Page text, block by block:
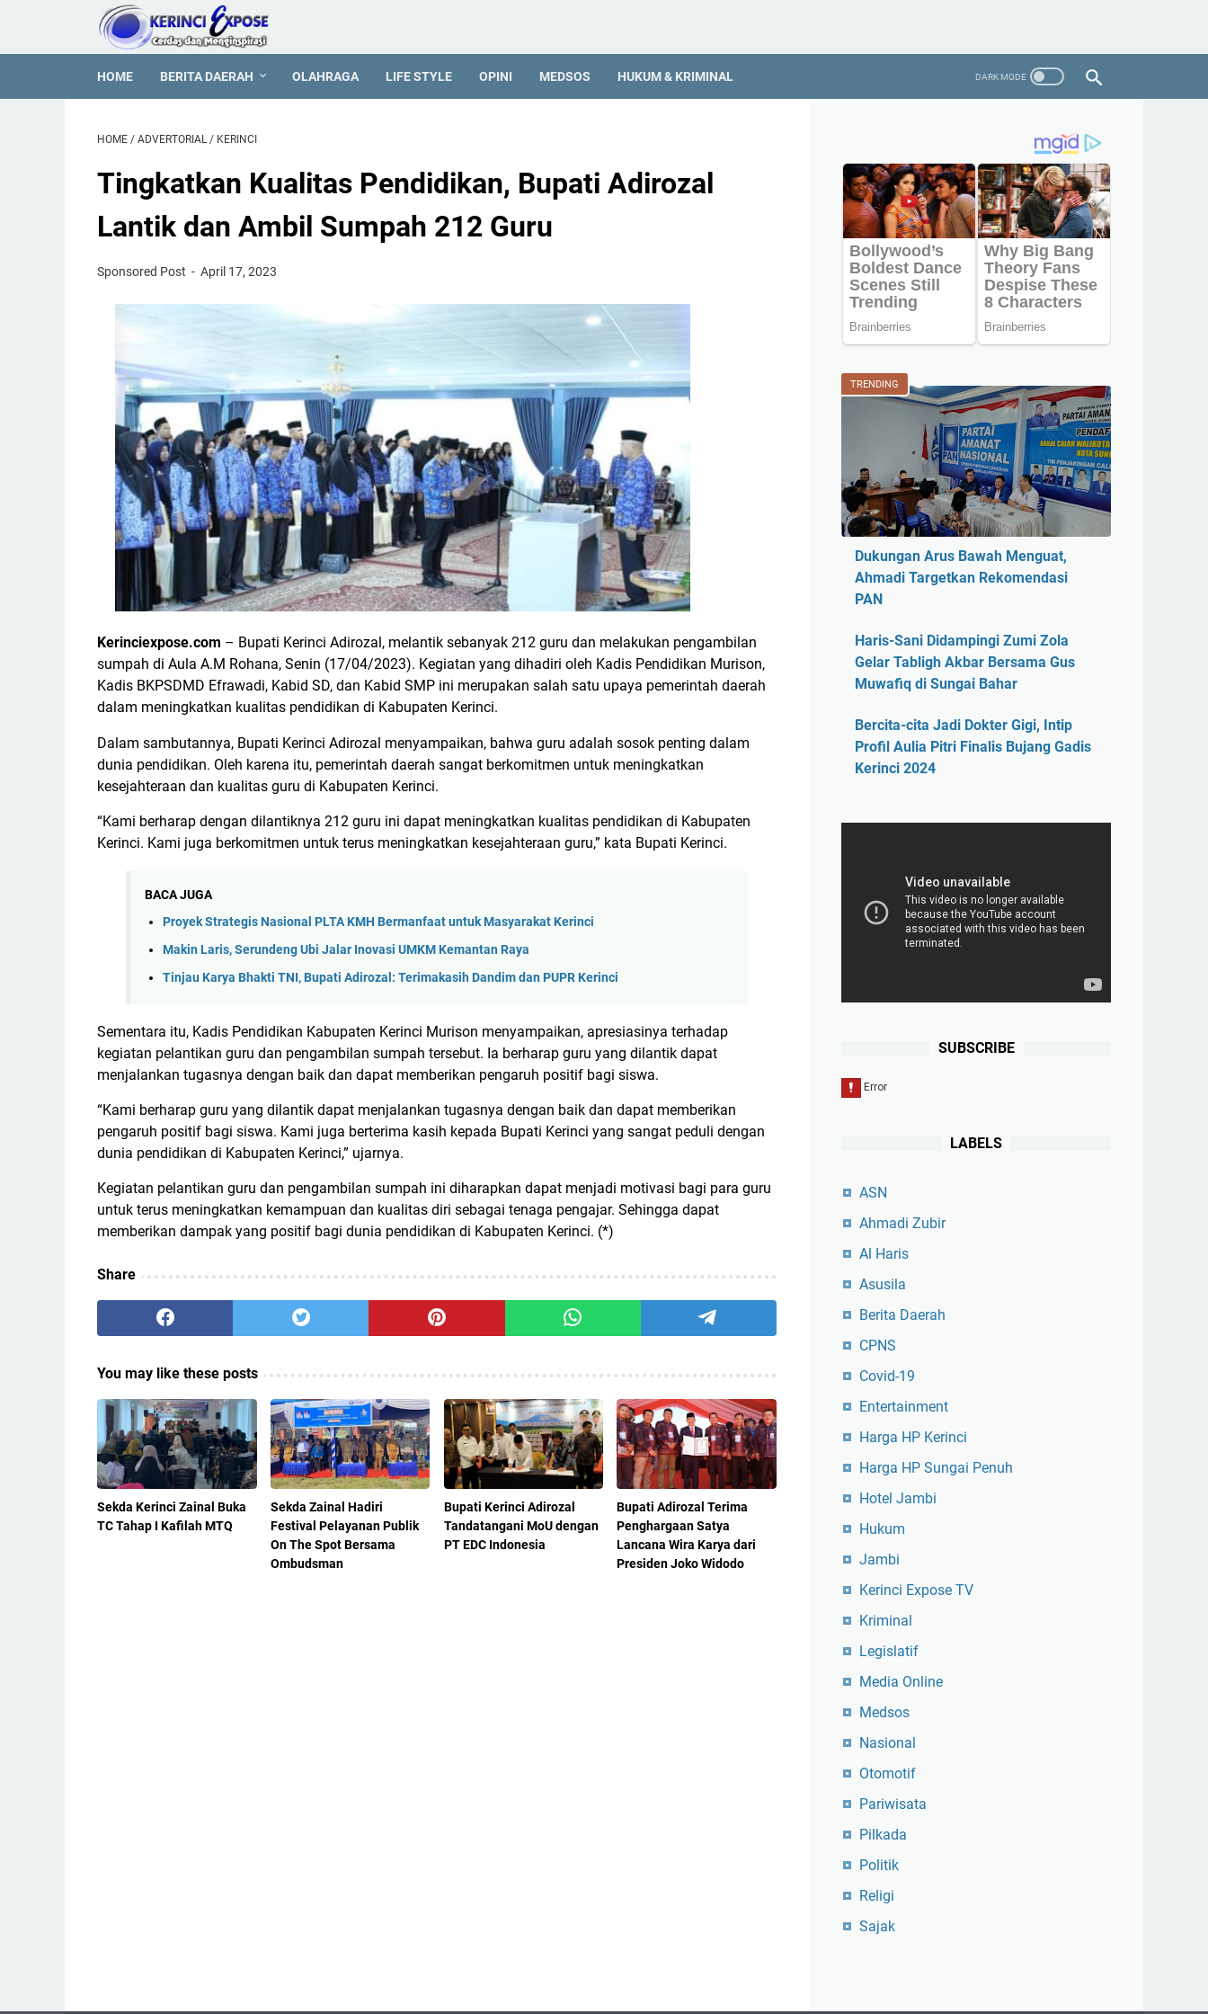
HOME BERITA DAERAH OLAHRAGA LIFE STYLE OPINI MEDSOS HUKUM & KRIMINAL
HOME / ADVERTORIAL / KERINCI
Tingkatkan Kualitas Pendidikan, Bupati Adirozal
Lantik dan Ambil Sumpah 212 Guru
Sponsored Post April 17, 2023
Kerinciexpose.com – Bupati Kerinci Adirozal, melantik sebanyak 212 guru dan melakukan pengambilan
sumpah di Aula A.M Rohana, Senin (17/04/2023). Kegiatan yang dihadiri oleh Kadis Pendidikan Murison,
Kadis BKPSDMD Efrawadi, Kabid SD, dan Kabid SMP ini merupakan salah satu upaya pemerintah daerah
dalam meningkatkan kualitas pendidikan di Kabupaten Kerinci.
Dalam sambutannya, Bupati Kerinci Adirozal menyampaikan, bahwa guru adalah sosok penting dalam
dunia pendidikan. Oleh karena itu, pemerintah daerah sangat berkomitmen untuk meningkatkan
kesejahteraan dan kualitas guru di Kabupaten Kerinci.
“Kami berharap dengan dilantiknya 212 guru ini dapat meningkatkan kualitas pendidikan di Kabupaten
Kerinci. Kami juga berkomitmen untuk terus meningkatkan kesejahteraan guru,” kata Bupati Kerinci.
BACA JUGA
Proyek Strategis Nasional PLTA KMH Bermanfaat untuk Masyarakat Kerinci
Makin Laris, Serundeng Ubi Jalar Inovasi UMKM Kemantan Raya
Tinjau Karya Bhakti TNI, Bupati Adirozal: Terimakasih Dandim dan PUPR Kerinci
Sementara itu, Kadis Pendidikan Kabupaten Kerinci Murison menyampaikan, apresiasinya terhadap
kegiatan pelantikan guru dan pengambilan sumpah tersebut. Ia berharap guru yang dilantik dapat
menjalankan tugasnya dengan baik dan dapat memberikan pengaruh positif bagi siswa.
“Kami berharap guru yang dilantik dapat menjalankan tugasnya dengan baik dan dapat memberikan
pengaruh positif bagi siswa. Kami juga berterima kasih kepada Bupati Kerinci yang sangat peduli dengan
dunia pendidikan di Kabupaten Kerinci,” ujarnya.
Kegiatan pelantikan guru dan pengambilan sumpah ini diharapkan dapat menjadi motivasi bagi para guru
untuk terus meningkatkan kemampuan dan kualitas diri sebagai tenaga pengajar. Sehingga dapat
memberikan dampak yang positif bagi dunia pendidikan di Kabupaten Kerinci. (*)
Share
You may like these posts
Sekda Kerinci Zainal Buka
TC Tahap I Kafilah MTQ
Sekda Zainal Hadiri
Festival Pelayanan Publik
On The Spot Bersama
Ombudsman
Bupati Kerinci Adirozal
Tandatangani MoU dengan
PT EDC Indonesia
Bupati Adirozal Terima
Penghargaan Satya
Lancana Wira Karya dari
Presiden Joko Widodo
TRENDING
Dukungan Arus Bawah Menguat,
Ahmadi Targetkan Rekomendasi
PAN
Haris-Sani Didampingi Zumi Zola
Gelar Tabligh Akbar Bersama Gus
Muwafiq di Sungai Bahar
Bercita-cita Jadi Dokter Gigi, Intip
Profil Aulia Pitri Finalis Bujang Gadis
Kerinci 2024
SUBSCRIBE
LABELS
ASN
Ahmadi Zubir
Al Haris
Asusila
Berita Daerah
CPNS
Covid-19
Entertainment
Harga HP Kerinci
Harga HP Sungai Penuh
Hotel Jambi
Hukum
Jambi
Kerinci Expose TV
Kriminal
Legislatif
Media Online
Medsos
Nasional
Otomotif
Pariwisata
Pilkada
Politik
Religi
Sajak